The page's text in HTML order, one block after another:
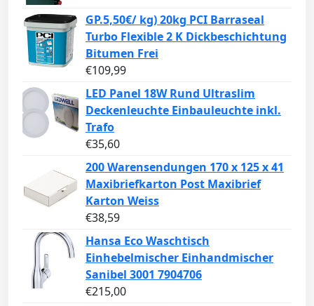
GP.5,50€/ kg) 20kg PCI Barraseal
Turbo Flexible 2 K Dickbeschichtung
Bitumen Frei
€109,99
LED Panel 18W Rund Ultraslim
Deckenleuchte Einbauleuchte inkl.
Trafo
€35,60
200 Warensendungen 170 x 125 x 41
Maxibriefkarton Post Maxibrief
Karton Weiss
€38,59
Hansa Eco Waschtisch
Einhebelmischer Einhandmischer
Sanibel 3001 7904706
€215,00